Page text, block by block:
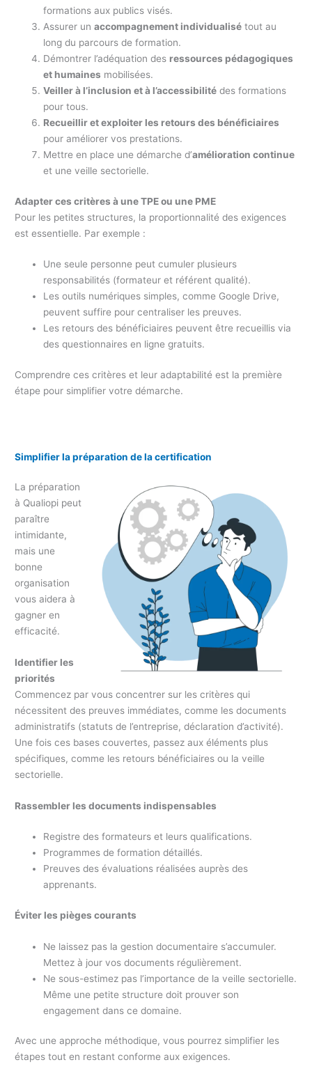
formations aux publics visés.
Assurer unaccompagnement individualisé tout au
long du parcours de formation.
Démontrer l’adéquation des ressources pédagogiques
et humaines mobilisées.
Veiller à l’inclusion et à l’accessibilité des formations
pour tous.
Recueillir et exploiter les retours des bénéficiaires
pour améliorer vos prestations.
Mettre en place une démarche d’amélioration continue
et une veille sectorielle.
Adapter ces critères à une TPE ou une PME
Pour les petites structures, la proportionnalité des exigences
est essentielle. Par exemple :
Une seule personne peut cumuler plusieurs
responsabilités (formateur et référent qualité).
Les outils numériques simples, comme Google Drive,
peuvent suffire pour centraliser les preuves.
Les retours des bénéficiaires peuvent être recueillis via
des questionnaires en ligne gratuits.
Comprendre ces critères et leur adaptabilité est la première
étape pour simplifier votre démarche.
Simplifier la préparation de la certification
La préparation
à Qualiopi peut
paraître
intimidante,
mais une
bonne
organisation
vous aidera à
gagner en
efficacité.
Identifier les
priorités
Commencez par vous concentrer sur les critères qui
nécessitent des preuves immédiates, comme les documents
administratifs (statuts de l’entreprise, déclaration d’activité).
Une fois ces bases couvertes, passez aux éléments plus
spécifiques, comme les retours bénéficiaires ou la veille
sectorielle.
Rassembler les documents indispensables
Registre des formateurs et leurs qualifications.
Programmes de formation détaillés.
Preuves des évaluations réalisées auprès des
apprenants.
Éviter les pièges courants
Ne laissez pas la gestion documentaire s’accumuler.
Mettez à jour vos documents régulièrement.
Ne sous-estimez pas l’importance de la veille sectorielle.
Même une petite structure doit prouver son
engagement dans ce domaine.
Avec une approche méthodique, vous pourrez simplifier les
étapes tout en restant conforme aux exigences.